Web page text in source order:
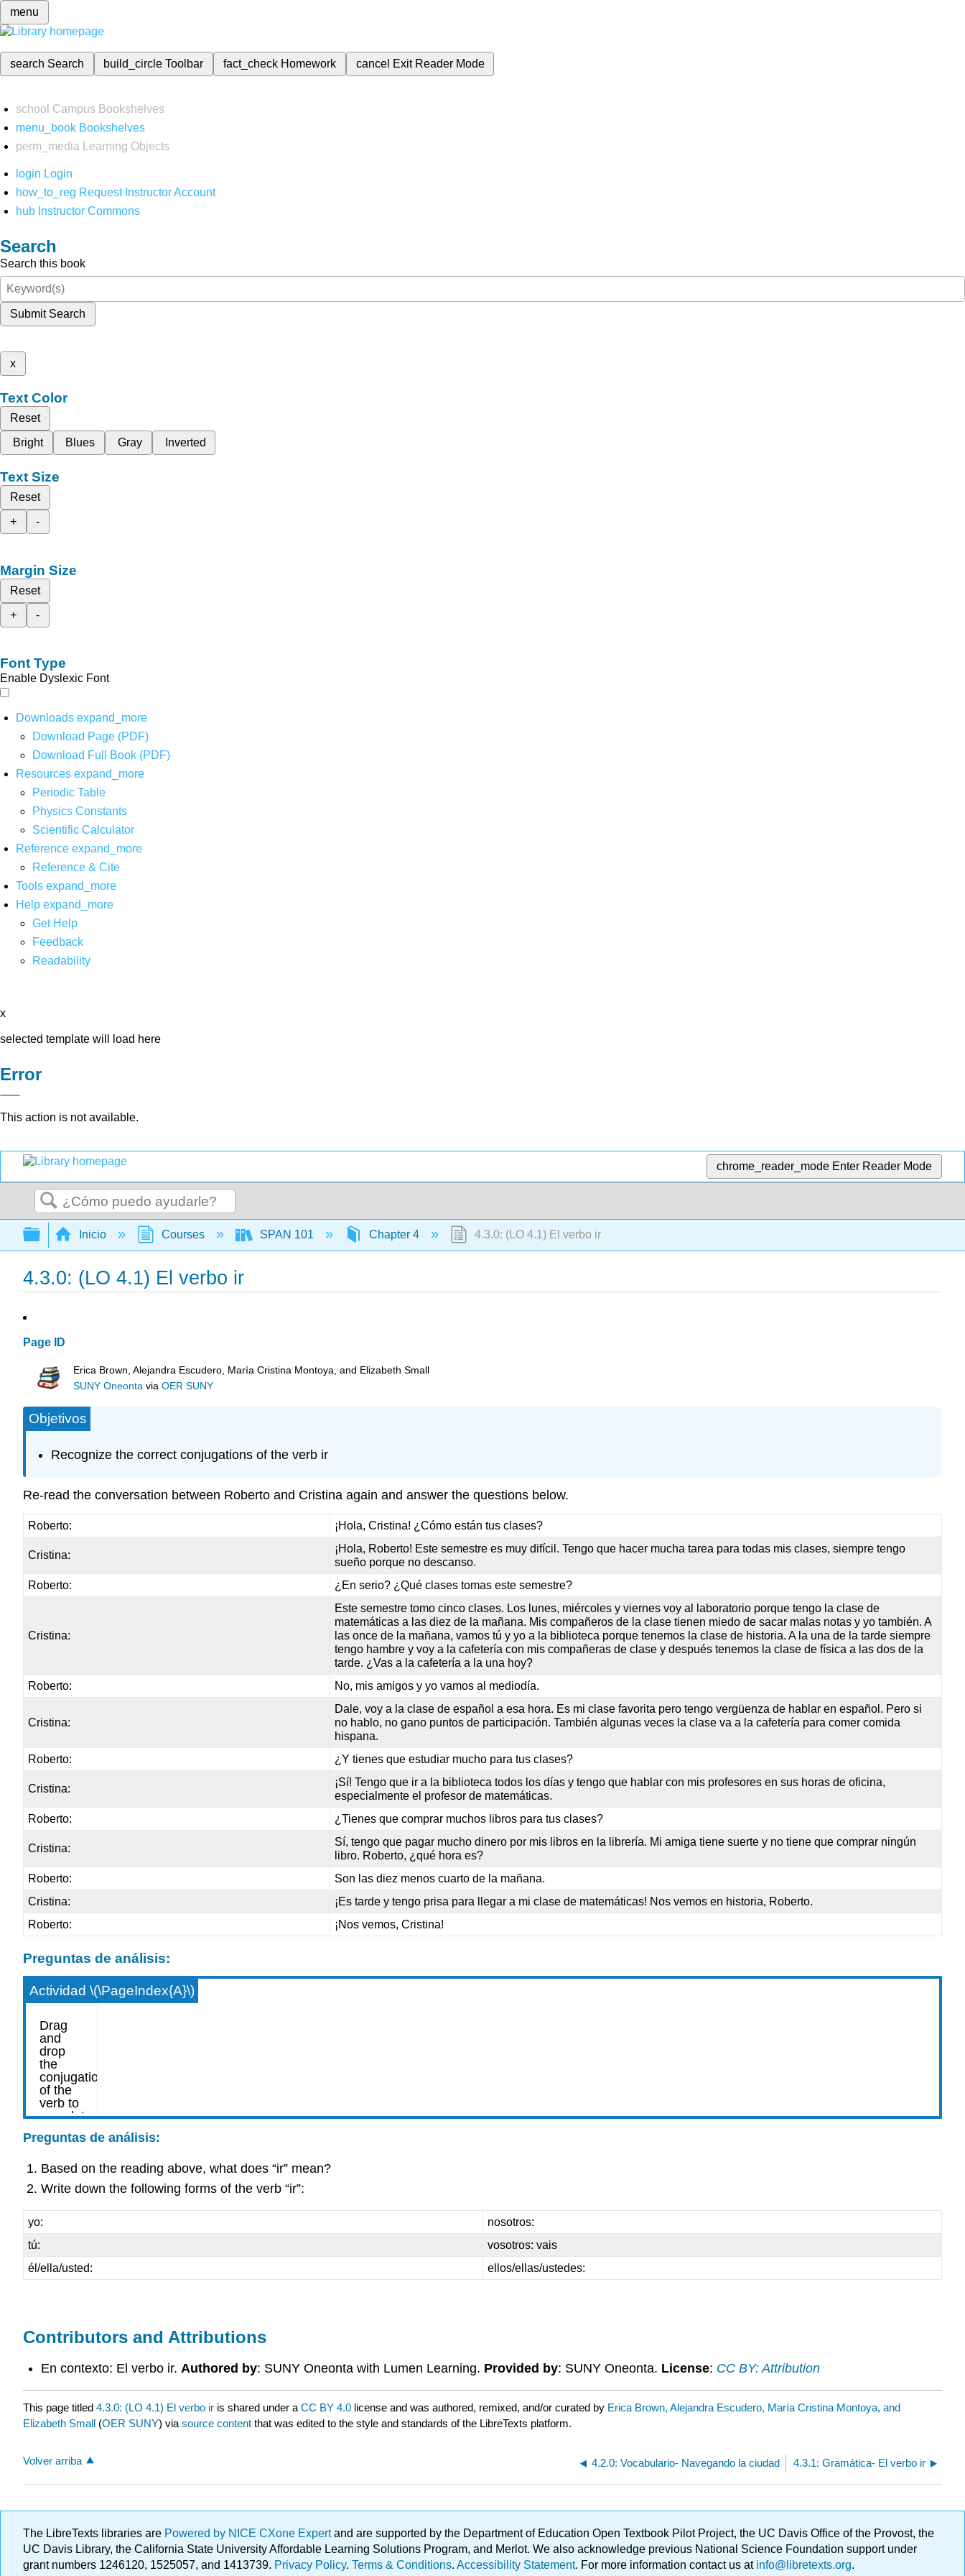
menu
search Search build_circleToolbar fact_check Homework cancel Exit Reader Mode
school Campus Bookshelves
menu_book Bookshelves
perm_media
Learning Objects
login Login
how_to_reg Request Instructor Account
hub Instructor Commons
Search
Search this book
Submit Search
x
Text Color
Reset
Bright
Blues Gray Inverted
Text Size
Reset
+
-
Margin Size
Reset
+
-
Font Type
Enable Dyslexic Font
Downloads expand_more
Download Page (PDF)
Download Full Book (PDF)
Resources expand_more
Periodic Table
Physics Constants
Scientific Calculator
Reference expand_more
Reference & Cite
Tools expand_more
Help expand_more
Get Help
Feedback
Readability
x
selected template will load here
Error
This action is not available.
chrome_reader_mode Enter Reader Mode
Buscar
Expandir/contraer jerarquía global
Inicio Courses SPAN 101 Chapter 4 4.3.0: (LO 4.1) El verbo ir
4.3.0: (LO 4.1) El verbo ir
Page ID
Erica Brown, Alejandra Escudero, María Cristina Montoya, and Elizabeth Small
SUNY Oneonta viaOER SUNY
Objetivos
Recognize the correct conjugations of the verb ir
Re-read the conversation between Roberto and Cristina again and answer the questions below.
Roberto: ¡Hola, Cristina! ¿Cómo están tus clases?
Cristina:
¡Hola, Roberto! Este semestre es muy difícil. Tengo que hacer mucha tarea para todas mis clases, siempre tengo
sueño porque no descanso.
Roberto:
¿En serio? ¿Qué clases tomas este semestre?
Cristina:
Este semestre tomo cinco clases. Los lunes, miércoles y viernes voy al laboratorio porque tengo la clase de
matemáticas a las diez de la mañana. Mis compañeros de la clase tienen miedo de sacar malas notas y yo también. A
las once de la mañana, vamos tú y yo a la biblioteca porque tenemos la clase de historia. A la una de la tarde siempre
tengo hambre y voy a la cafetería con mis compañeras de clase y después tenemos la clase de física a las dos de la
tarde. ¿Vas a la cafetería a la una hoy?
Roberto:
No, mis amigos y yo vamos al mediodía.
Cristina:
Dale, voy a la clase de español a esa hora. Es mi clase favorita pero tengo vergüenza de hablar en español. Pero si
no hablo, no gano puntos de participación. También algunas veces la clase va a la cafetería para comer comida
hispana.
Roberto:
¿Y tienes que estudiar mucho para tus clases?
Cristina:
¡Sí! Tengo que ir a la biblioteca todos los días y tengo que hablar con mis profesores en sus horas de oficina,
especialmente el profesor de matemáticas.
Roberto:
¿Tienes que comprar muchos libros para tus clases?
Cristina:
Sí, tengo que pagar mucho dinero por mis libros en la librería. Mi amiga tiene suerte y no tiene que comprar ningún
libro. Roberto, ¿qué hora es?
Roberto:
Son las diez menos cuarto de la mañana.
Cristina:
¡Es tarde y tengo prisa para llegar a mi clase de matemáticas! Nos vemos en historia, Roberto.
Roberto:
¡Nos vemos, Cristina!
Preguntas de análisis:
Actividad \(\PageIndex{A}\)
Preguntas de análisis:
Based on the reading above, what does “ir” mean?
Write down the following forms of the verb “ir”:
yo:
nosotros:
tú:
vosotros: vais
él/ella/usted:
ellos/ellas/ustedes:
Contributors and Attributions
En contexto: El verbo ir. Authored by: SUNY Oneonta with Lumen Learning. Provided by: SUNY Oneonta. License: CC BY: Attribution
This page titled 4.3.0: (LO 4.1) El verbo ir is shared under a CC BY 4.0 license and was authored, remixed, and/or curated by Erica Brown, Alejandra Escudero, María Cristina Montoya, and
Elizabeth Small (OER SUNY) via source content that was edited to the style and standards of the LibreTexts platform.
Volver arriba 4.2.0: Vocabulario- Navegando la ciudad 4.3.1: Gramática- El verbo ir
The LibreTexts libraries are Powered by NICE CXone Expertand are supported by the Department of Education Open Textbook Pilot Project, the UC Davis Office of the Provost, the
UC Davis Library, the California State University Affordable Learning Solutions Program, and Merlot. We also acknowledge previous National Science Foundation support under
grant numbers 1246120, 1525057, and 1413739. Privacy Policy. Terms & Conditions. Accessibility Statement. For more information contact us atinfo@libretexts.org.